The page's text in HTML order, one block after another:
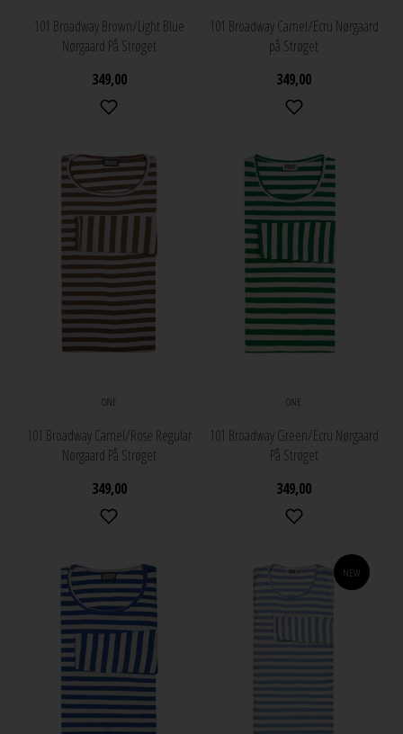
101 Broadway Brown/Light Blue
Nørgaard På Strøget
349,00
101 Broadway Camel/Ecru Nørgaard
på Strøget
349,00
ONE
101 Broadway Camel/Rose Regular
Nørgaard På Strøget
349,00
ONE
101 Broadway Green/Ecru Nørgaard
På Strøget
349,00
NEW